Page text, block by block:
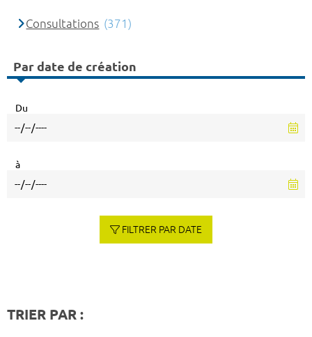
Consultations (371)
Par date de création
Du
à
FILTRER PAR DATE
TRIER PAR :